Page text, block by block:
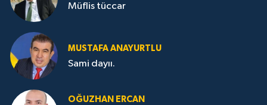
Müflis tüccar
MUSTAFA ANAYURTLU
Sami dayıı.
OĞUZHAN ERCAN